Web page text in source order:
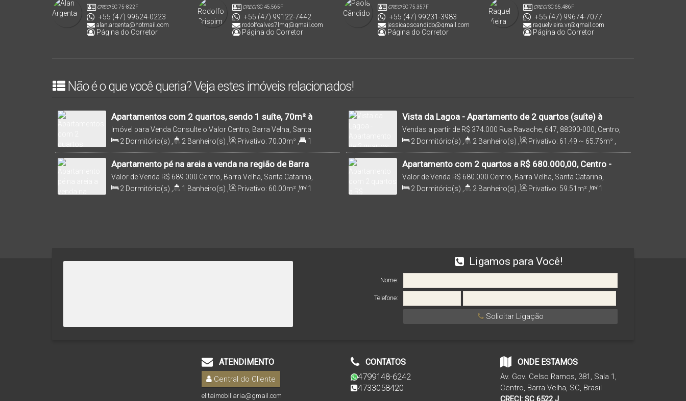
CRECISC 75-822F
+55 (47) 99624-0223
alan.argenta@hotmail.com
Página do Corretor
CRECISC 45.565F
+55 (47) 99122-7442
rodolfoalves7lmg@gmail.com
Página do Corretor
CRECISC 75.357F
+55 (47) 99231-3983
jessicapscandido@gmail.com
Página do Corretor
CRECISC 65.486F
+55 (47) 99674-7077
raquelvieira.vr@gmail.com
Página do Corretor
Não é o que você queria? Veja estes imóveis relacionados!
Apartamentos com 2 quartos, sendo 1 suíte, 70m² à
partir de R$ 578.344,26 no Centro em Barra Velha/SC
Consulte o Valor
Imóvel para Venda
Centro, Barra Velha, Santa
Catarina, Brasil
2 Dormitório(s) 2 Banheiro(s) Privativo: 70 .00m²
1
Útil:
m² Terreno: 101 m²
Vista da Lagoa - Apartamento de 2 quartos (suíte) à
venda em Barra Velha, Centro!
R$ 374.000
Vendas a partir de
Rua Ravache, 647, 88390-000, Centro,
Barra Velha, Santa Catarina, Brasil
2 Dormitório(s) 2 Banheiro(s) Privativo: 61 .49 ~ 65 .76m²
Útil:
m²
Apartamento pé na areia a venda na região de Barra
Velha/SC!
R$ 689.000
Valor de Venda
Centro, Barra Velha, Santa Catarina,
Brasil
2 Dormitório(s) 1 Banheiro(s) Privativo: 60 .00m²
1
Apartamento com 2 quartos a R$ 680.000,00, Centro -
Barra Velha | Cód. 1703
R$ 680.000
Valor de Venda
Centro, Barra Velha, Santa Catarina,
Brasil
2 Dormitório(s) 2 Banheiro(s) Privativo: 59 .51 m²
1
Ligamos para Você!
Nome:
Telefone:
Solicitar Ligação
ATENDIMENTO
Central do Cliente
elitaimobiliaria@gmail.com
CONTATOS
4799148-6242
4733058420
ONDE ESTAMOS
Av. Gov. Celso Ramos, 381 , Sala 1 ,
Centro, Barra Velha, SC, Brasil
CRECI: SC 6522 J